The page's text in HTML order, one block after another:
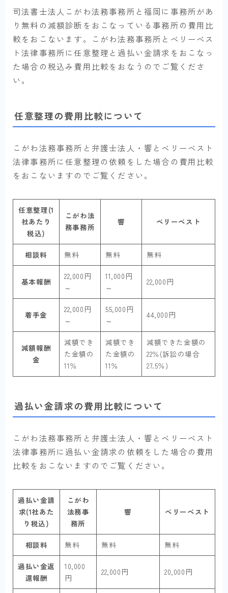
司法書士法人こがわ法務事務所と福岡に事務所があ
り無料の減額診断をおこなっている事務所の費用比
較をおこないます。こがわ法務事務所とベリーベス
ト法律事務所に任意整理と過払い金請求をおこなっ
た場合の税込み費用比較をおなうのでご覧くださ
い。
任意整理の費用比較について
こがわ法務事務所と弁護士法人・響とベリーベスト
法律事務所に任意整理の依頼をした場合の費用比較
をおこないますのでご覧ください。
任意整理(1
社あたり
税込)
こがわ法
務事務所
響 ベリーベスト
相談料 無料 無料 無料
基本報酬
22,000円
～
11,000円
～
22,000円
着手金
22,000円
～
55,000円
～
44,000円
減額報酬
金
減額でき
た金額の
11％
減額でき
た金額の
11％
減額できた金額の
22％(訴訟の場合
27.5％)
過払い金請求の費用比較について
こがわ法務事務所と弁護士法人・響とベリーベスト
法律事務所に過払い金請求の依頼をした場合の費用
比較をおこないますのでご覧ください。
過払い金請
求(1社あた
り税込)
こがわ
法務事
務所
響 ベリーベスト
相談料 無料 無料 無料
過払い金返
還報酬
10,000
円
22,000円 20,000円